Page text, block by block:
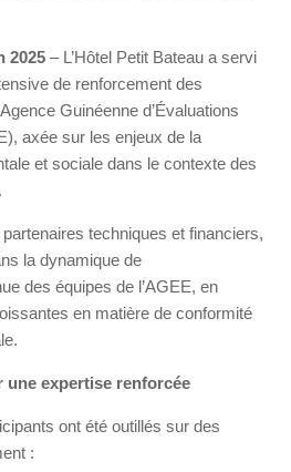
2025 – L’Hôtel Petit Bateau a servi
de renforcement des
Guinéenne d’Évaluations
axée sur les enjeux de la
et sociale dans le contexte des
techniques et financiers,
la dynamique de
des équipes de l’AGEE, en
en matière de conformité
une expertise renforcée
ont été outillés sur des
: